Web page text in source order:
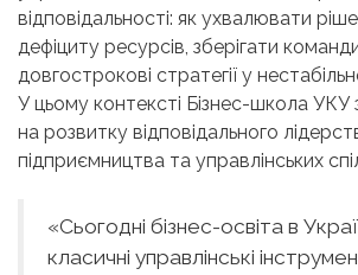
відповідальності: як ухвалювати
дефіциту ресурсів, зберігати
довгострокові стратегії у
У цьому контексті Бізнес-школа
на розвитку відповідального
підприємництва та управлінських
«Сьогодні бізнес-освіта в
класичні управлінські